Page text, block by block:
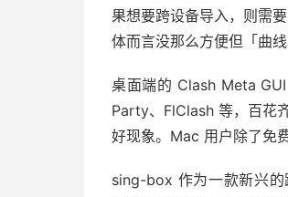
果想要跨设备导入，则需
体而言没那么方便但「曲
桌面端的 Clash Meta
Party、FlClash 等，百花
好现象。Mac 用户除了免
sing-box 作为一款新兴